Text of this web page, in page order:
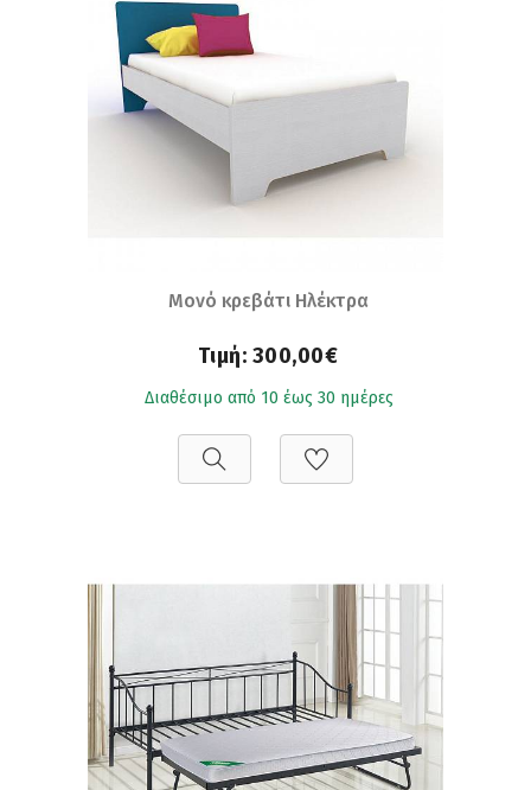
Μονό κρεβάτι Ηλέκτρα
Τιμή: 300,00€
Διαθέσιμο από 10 έως 30 ημέρες